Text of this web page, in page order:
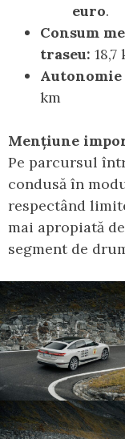
euro.
Consum
traseu:
Autonomie
km
Mențiune
Pe parcursul
condusă în
respectând
mai apropiată
segment de